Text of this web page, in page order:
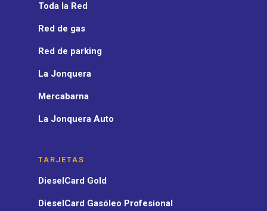
Toda la Red
Red de gas
Red de parking
La Jonquera
Mercabarna
La Jonquera Auto
TARJETAS
DieselCard Gold
DieselCard Gasóleo Profesional